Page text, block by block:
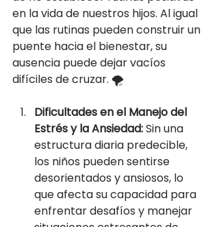
en la vida de nuestros hijos. Al igual
que las rutinas pueden construir un
puente hacia el bienestar, su
ausencia puede dejar vacíos
difíciles de cruzar. 🌪️
Dificultades en el Manejo del
Estrés y la Ansiedad: Sin una
estructura diaria predecible,
los niños pueden sentirse
desorientados y ansiosos, lo
que afecta su capacidad para
enfrentar desafíos y manejar